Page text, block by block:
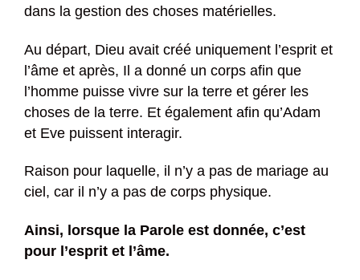
dans la gestion des choses matérielles.
Au départ, Dieu avait créé uniquement l’esprit et
l’âme et après, Il a donné un corps afin que
l’homme puisse vivre sur la terre et gérer les
choses de la terre. Et également afin qu’Adam
et Eve puissent interagir.
Raison pour laquelle, il n’y a pas de mariage au
ciel, car il n’y a pas de corps physique.
Ainsi, lorsque la Parole est donnée, c’est
pour l’esprit et l’âme.